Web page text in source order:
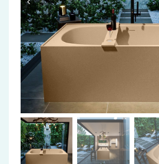
PVC
Tegels